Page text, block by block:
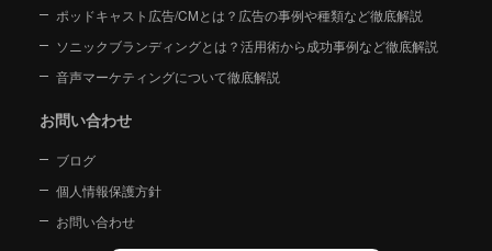
ポッドキャスト広告/CMとは？広告の事例や種類など徹底解説
ソニックブランディングとは？活用術から成功事例など徹底解説
音声マーケティングについて徹底解説
お問い合わせ
ブログ
個人情報保護方針
お問い合わせ